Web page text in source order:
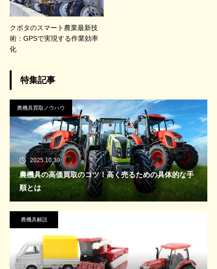
クボタのスマート農業最新技
術：GPSで実現する作業効率
化
特集記事
農機具買取ノウハウ
2025.10.30
農機具の高価買取のコツ！高く売るための具体的な手
順とは
農機具解説